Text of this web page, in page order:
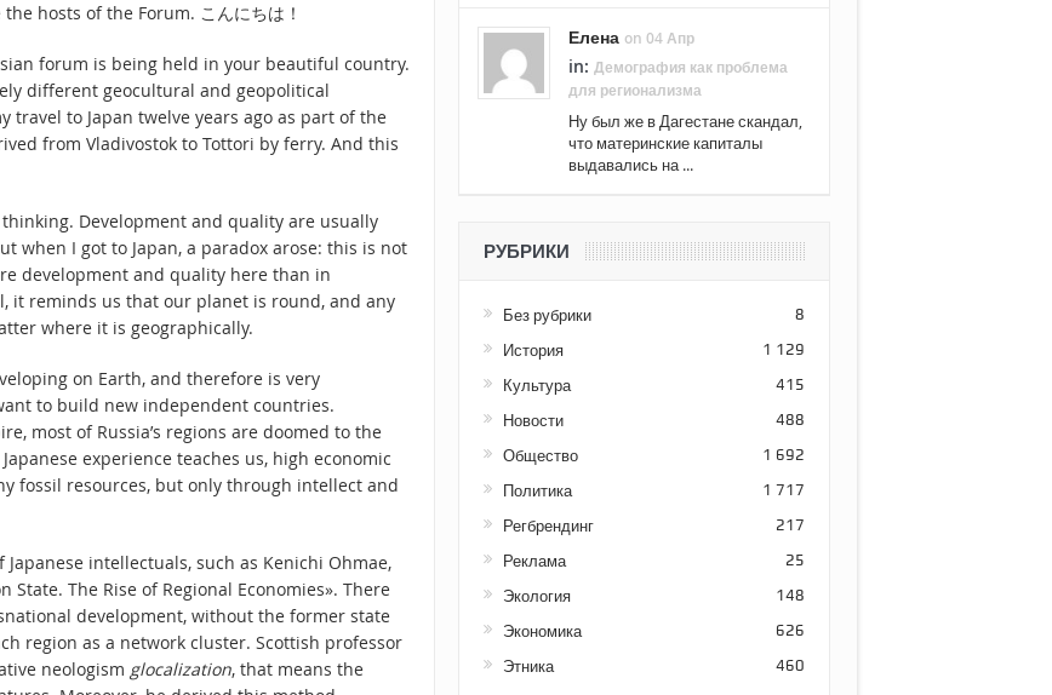
hosts of the Forum. こんにちは！
forum is being held in your beautiful country.
different geocultural and geopolitical
travel to Japan twelve years ago as part of the
from Vladivostok to Tottori by ferry. And this
Development and quality are usually
when I got to Japan, a paradox arose: this is not
development and quality here than in
it reminds us that our planet is round, and any
where it is geographically.
on Earth, and therefore is very
to build new independent countries.
most of Russia’s regions are doomed to the
experience teaches us, high economic
fossil resources, but only through intellect and
intellectuals, such as Kenichi Ohmae,
The Rise of Regional Economies». There
development, without the former state
region as a network cluster. Scottish professor
neologism glocalization, that means the
Елена on 04 Апр
in: Демография как проблема
для регионализма
Ну был же в Дагестане скандал,
что материнские капиталы
выдавались на ...
РУБРИКИ
Без рубрики 8
История 1 129
Культура 415
Новости 488
Общество 1 692
Политика 1 717
Регбрендинг 217
Реклама 25
Экология 148
Экономика 626
Этника 460